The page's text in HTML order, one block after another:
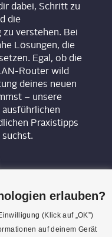
dabei, Schritt zu
die
verstehen. Bei
Lösungen, die
Egal, ob die
Router wild
deines neuen
– unsere
Praxistipps
suchst.
erlauben?
(Klick auf „OK”)
auf deinem Gerät